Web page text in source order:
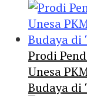
Prodi
Unesa
Budaya di